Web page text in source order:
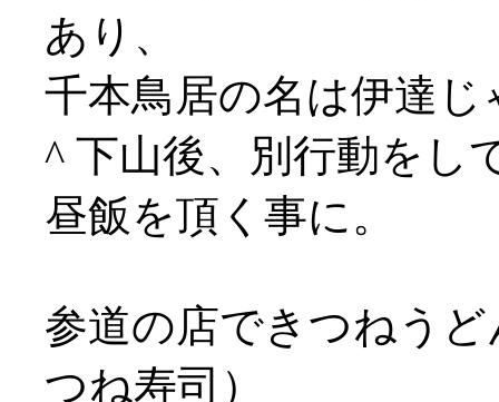
あり、
千本鳥居の名は伊達
^ 下山後、別行動をし
昼飯を頂く事に。
参道の店できつねう
つね寿司）